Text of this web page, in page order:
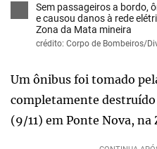
Sem passageiros a bordo,
e causou danos à rede
Zona da Mata mineira
crédito: Corpo de Bombeiros/
Um ônibus foi tomado
completamente destruído
(9/11) em Ponte Nova,